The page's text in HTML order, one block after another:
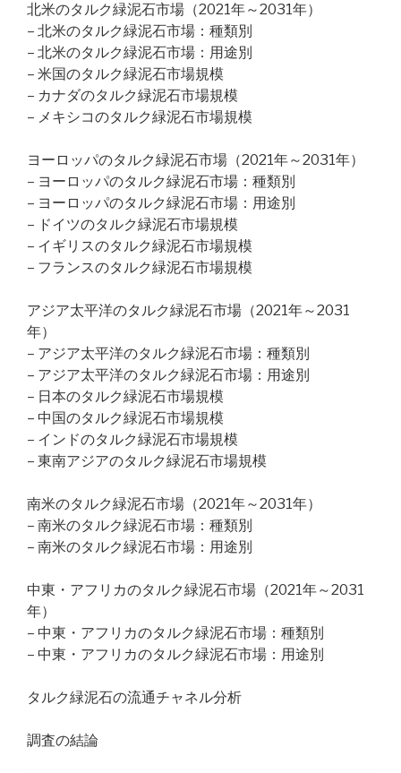
北米のタルク緑泥石市場（2021年～2031年）
– 北米のタルク緑泥石市場：種類別
– 北米のタルク緑泥石市場：用途別
– 米国のタルク緑泥石市場規模
– カナダのタルク緑泥石市場規模
– メキシコのタルク緑泥石市場規模
ヨーロッパのタルク緑泥石市場（2021年～2031年）
– ヨーロッパのタルク緑泥石市場：種類別
– ヨーロッパのタルク緑泥石市場：用途別
– ドイツのタルク緑泥石市場規模
– イギリスのタルク緑泥石市場規模
– フランスのタルク緑泥石市場規模
アジア太平洋のタルク緑泥石市場（2021年～2031
年）
– アジア太平洋のタルク緑泥石市場：種類別
– アジア太平洋のタルク緑泥石市場：用途別
– 日本のタルク緑泥石市場規模
– 中国のタルク緑泥石市場規模
– インドのタルク緑泥石市場規模
– 東南アジアのタルク緑泥石市場規模
南米のタルク緑泥石市場（2021年～2031年）
– 南米のタルク緑泥石市場：種類別
– 南米のタルク緑泥石市場：用途別
中東・アフリカのタルク緑泥石市場（2021年～2031
年）
– 中東・アフリカのタルク緑泥石市場：種類別
– 中東・アフリカのタルク緑泥石市場：用途別
タルク緑泥石の流通チャネル分析
調査の結論